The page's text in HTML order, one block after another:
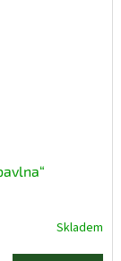
Skladem